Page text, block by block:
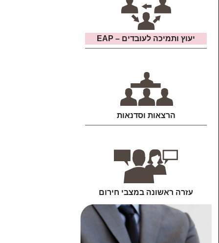
יעוץ ותמיכה לעובדים – EAP
הרצאות וסדנאות
עזרה ראשונה במצבי חירום